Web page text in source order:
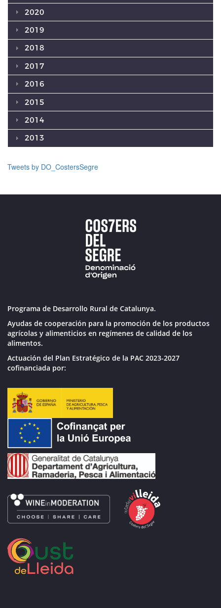
2020
2019
2018
2017
2016
2015
2014
2013
Tweets by DO_CostersSegre
Programa de Desarrollo Rural de Catalunya.
Ayudas de cooperación para la promoción de los productos
agrícolas y alimenticios en regímenes de calidad de los
alimentos.
Actuación del Plan Estratégico de la PAC 2023-2027
cofinanciada por: